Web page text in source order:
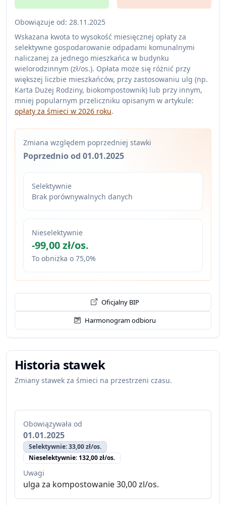
Obowiązuje od: 28.11.2025
Wskazana kwota to wysokość miesięcznej opłaty za
selektywne gospodarowanie odpadami komunalnymi
naliczanej za jednego mieszkańca w budynku
wielorodzinnym (zł/os.). Opłata może się różnić przy
większej liczbie mieszkańców, przy zastosowaniu ulg (np.
Karta Dużej Rodziny, biokompostownik) lub przy innym,
mniej popularnym przeliczniku opisanym w artykule:
opłaty za śmieci w 2026 roku.
Zmiana względem poprzedniej stawki
Poprzednio od 01.01.2025
Selektywnie
Brak porównywalnych danych
Nieselektywnie
-99,00 zł/os.
To obniżka o 75,0%
Oficjalny BIP
Harmonogram odbioru
Historia stawek
Zmiany stawek za śmieci na przestrzeni czasu.
Obowiązywała od
01.01.2025
Selektywnie: 33,00 zł/os.
Nieselektywnie: 132,00 zł/os.
Uwagi
ulga za kompostowanie 30,00 zl/os.